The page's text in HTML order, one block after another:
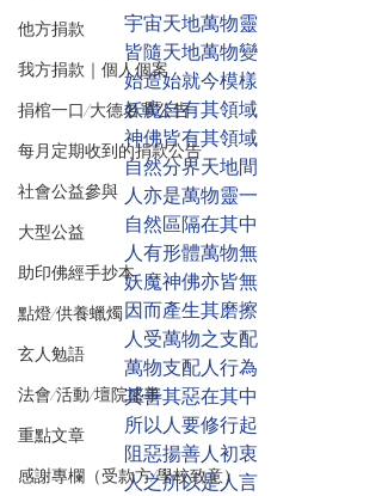
他方捐款
我方捐款｜個人個案
捐棺一口/大德名單公告
每月定期收到的捐款公告
社會公益參與
大型公益
助印佛經手抄本
點燈/供養蠟燭
玄人勉語
法會/活動/壇院盛事
重點文章
感謝專欄（受款方/學校致意）
宇宙天地萬物靈
皆隨天地萬物變
始造始就今模樣
妖魔自有其領域
神佛皆有其領域
自然分界天地間
人亦是萬物靈一
自然區隔在其中
人有形體萬物無
妖魔神佛亦皆無
因而產生其磨擦
人受萬物之支配
萬物支配人行為
其善其惡在其中
所以人要修行起
阻惡揚善人初衷
人之所以是人言